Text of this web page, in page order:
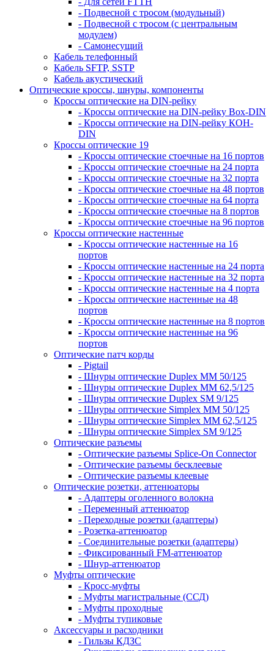
- Подвесной с тросом (модульный)
- Подвесной с тросом (с центральным
модулем)
- Самонесущий
Кабель телефонный
Кабель SFTP, SSTP
Кабель акустический
Оптические кроссы, шнуры, компоненты
Кроссы оптические на DIN-рейку
- Кроссы оптические на DIN-рейку Box-DIN
- Кроссы оптические на DIN-рейку КОН-
DIN
Кроссы оптические 19
- Кроссы оптические стоечные на 16 портов
- Кроссы оптические стоечные на 24 порта
- Кроссы оптические стоечные на 32 порта
- Кроссы оптические стоечные на 48 портов
- Кроссы оптические стоечные на 64 порта
- Кроссы оптические стоечные на 8 портов
- Кроссы оптические стоечные на 96 портов
Кроссы оптические настенные
- Кроссы оптические настенные на 16
портов
- Кроссы оптические настенные на 24 порта
- Кроссы оптические настенные на 32 порта
- Кроссы оптические настенные на 4 порта
- Кроссы оптические настенные на 48
портов
- Кроссы оптические настенные на 8 портов
- Кроссы оптические настенные на 96
портов
Оптические патч корды
- Pigtail
- Шнуры оптические Duplex MM 50/125
- Шнуры оптические Duplex MM 62,5/125
- Шнуры оптические Duplex SM 9/125
- Шнуры оптические Simplex MM 50/125
- Шнуры оптические Simplex MM 62,5/125
- Шнуры оптические Simplex SM 9/125
Оптические разъемы
- Оптические разъемы Splice-On Connector
- Оптические разъемы бесклеевые
- Оптические разъемы клеевые
Оптические розетки, аттенюаторы
- Адаптеры оголенного волокна
- Переменный аттенюатор
- Переходные розетки (адаптеры)
- Розетка-аттенюатор
- Соединительные розетки (адаптеры)
- Фиксированный FM-аттенюатор
- Шнур-аттенюатор
Муфты оптические
- Кросс-муфты
- Муфты магистральные (ССД)
- Муфты проходные
- Муфты тупиковые
Аксессуары и расходники
- Гильзы КДЗС